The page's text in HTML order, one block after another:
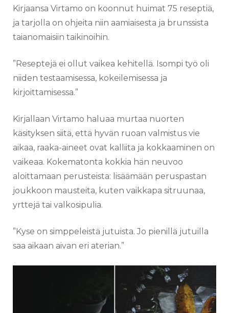
Kirjaansa Virtamo on koonnut huimat 75 reseptiä,
ja tarjolla on ohjeita niin aamiaisesta ja brunssista
taianomaisiin taikinoihin.
”Reseptejä ei ollut vaikea kehitellä. Isompi työ oli
niiden testaamisessa, kokeilemisessa ja
kirjoittamisessa.”
Kirjallaan Virtamo haluaa murtaa nuorten
käsityksen siitä, että hyvän ruoan valmistus vie
aikaa, raaka-aineet ovat kalliita ja kokkaaminen on
vaikeaa. Kokematonta kokkia hän neuvoo
aloittamaan perusteista: lisäämään peruspastan
joukkoon mausteita, kuten vaikkapa sitruunaa,
yrttejä tai valkosipulia.
”Kyse on simppeleistä jutuista. Jo pienillä jutuilla
saa aikaan aivan eri aterian.”